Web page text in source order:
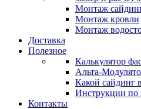
Монтаж
Монтаж кровли
Монтаж
Доставка
Полезное
Калькулятор
Альта-
Какой сайдинг
Инструкции по
Контакты